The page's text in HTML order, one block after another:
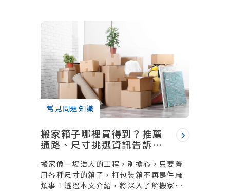
榮獲金炬獎肯定，承諾合約成立絕不惡意
加價，立即線上3分鐘試算費用！
常見問題知識
搬家箱子哪裡買得到？推薦
通路、尺寸挑選資訊告訴
搬家像一場浩大的工程，別擔心，只要善
用各種尺寸的箱子，打包裝箱不再是件麻
煩事！透過本文介紹，將深入了解搬家箱